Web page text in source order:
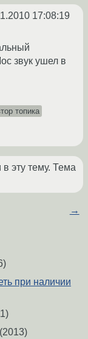
17:08:19
звук ушел в
топика
эту тему. Тема
→
при наличии
(2013)